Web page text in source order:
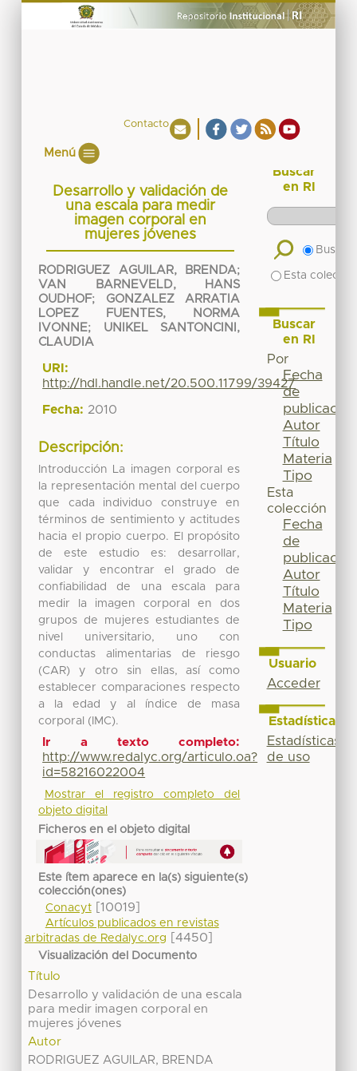
Contacto
Menú
Desarrollo y validación de
una escala para medir
imagen corporal en
mujeres jóvenes
RODRIGUEZ AGUILAR, BRENDA;
VAN BARNEVELD, HANS
OUDHOF; GONZALEZ ARRATIA
LOPEZ FUENTES, NORMA
IVONNE; UNIKEL SANTONCINI,
CLAUDIA
URI:
http://hdl.handle.net/20.500.11799/39427
Fecha: 2010
Descripción:
Introducción La imagen corporal es
la representación mental del cuerpo
que cada individuo construye en
términos de sentimiento y actitudes
hacia el propio cuerpo. El propósito
de este estudio es: desarrollar,
validar y encontrar el grado de
confiabilidad de una escala para
medir la imagen corporal en dos
grupos de mujeres estudiantes de
nivel universitario, uno con
conductas alimentarias de riesgo
(CAR) y otro sin ellas, así como
establecer comparaciones respecto
a la edad y al índice de masa
corporal (IMC).
Ir a texto completo:
http://www.redalyc.org/articulo.oa?
id=58216022004
Mostrar el registro completo del
objeto digital
Ficheros en el objeto digital
Este ítem aparece en la(s) siguiente(s)
colección(ones)
Conacyt[10019]
Artículos publicados en revistas
arbitradas de Redalyc.org
[4450]
Visualización del Documento
Título
Desarrollo y validación de una escala
para medir imagen corporal en
mujeres jóvenes
Autor
RODRIGUEZ AGUILAR, BRENDA
Buscar
en RI
Buscar
Esta
Buscar
en RI
Por
Fecha
de
publicación
Autor
Título
Materia
Tipo
Esta
colección
Fecha
de
publicación
Autor
Título
Materia
Tipo
Usuario
Acceder
Estadísticas
Estadísticas
de uso